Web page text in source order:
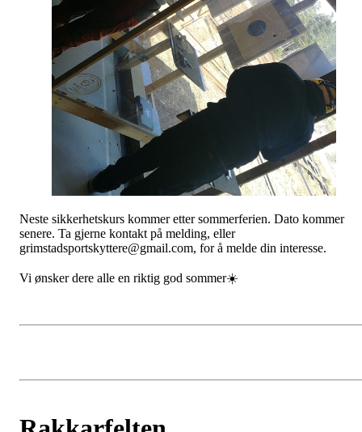
Neste sikkerhetskurs kommer etter sommerferien. Dato kommer
senere. Ta gjerne kontakt på melding, eller
grimstadsportskyttere@gmail.com, for å melde din interesse.
Vi ønsker dere alle en riktig god sommer☀️